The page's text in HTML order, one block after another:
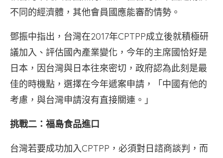
不同的經濟體，其他會員國應能審酌情勢。
鄧振中指出，台灣在2017年CPTPP成立後就積極研
議加入、評估國內產業變化，今年的主席國恰好是
日本，因台灣與日本往來密切，政府認為此刻是最
佳的時機點，選擇在今年遞案申請，「中國有他的
考慮，與台灣申請沒有直接關連。」
挑戰二：福島食品進口
台灣若要成功加入CPTPP，必須對日諮商談判，而